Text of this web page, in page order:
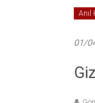
Anıl
01/